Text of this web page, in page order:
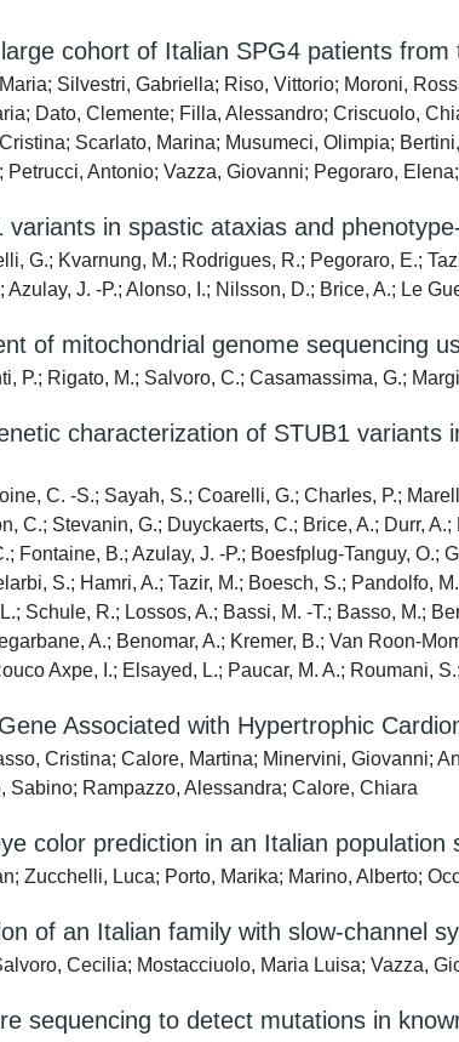
cohort of Italian SPG4 patients
Silvestri, Gabriella; Riso, Vittorio; Moroni,
Dato, Clemente; Filla, Alessandro; Criscuolo,
Scarlato, Marina; Musumeci, Olimpia;
Antonio; Vazza, Giovanni; Pegoraro,
in spastic ataxias and
G.; Kvarnung, M.; Rodrigues, R.; Pegoraro, E.;
J. -P.; Alonso, I.; Nilsson, D.; Brice, A.; Le
of mitochondrial genome sequencing
P.; Rigato, M.; Salvoro, C.; Casamassima, G.;
characterization of STUB1
C. -S.; Sayah, S.; Coarelli, G.; Charles, P.;
C.; Stevanin, G.; Duyckaerts, C.; Brice, A.; Durr,
Fontaine, B.; Azulay, J. -P.; Boesfplug-Tanguy,
S.; Hamri, A.; Tazir, M.; Boesch, S.; Pandolfo,
Schule, R.; Lossos, A.; Bassi, M. -T.; Basso, M.;
A.; Benomar, A.; Kremer, B.; Van Roon-
Axpe, I.; Elsayed, L.; Paucar, M. A.; Roumani,
Associated with Hypertrophic
Cristina; Calore, Martina; Minervini, Giovanni;
Sabino; Rampazzo, Alessandra; Calore, Chiara
color prediction in an Italian population
Zucchelli, Luca; Porto, Marika; Marino, Alberto;
of an Italian family with slow-channel
Cecilia; Mostacciuolo, Maria Luisa; Vazza,
sequencing to detect mutations in